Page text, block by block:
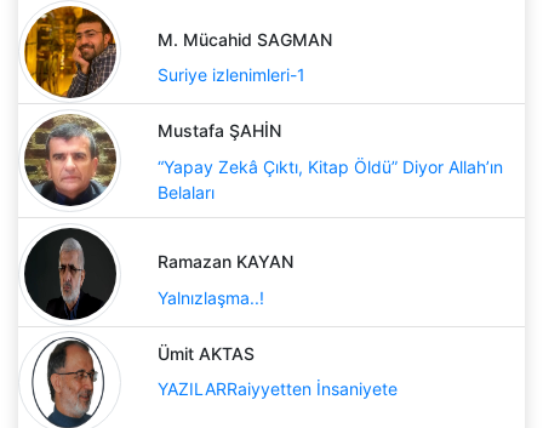
M. Mücahid SAGMAN
Suriye izlenimleri-1
Mustafa ŞAHİN
“Yapay Zekâ Çıktı, Kitap Öldü” Diyor Allah’ın
Belaları
Ramazan KAYAN
Yalnızlaşma..!
Ümit AKTAS
YAZILARRaiyyetten İnsaniyete